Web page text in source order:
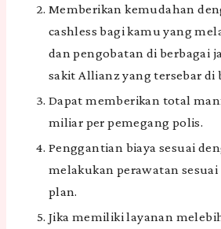
Memberikan kemudahan
cashless bagi kamu yang
dan pengobatan di berbagai
sakit Allianz yang tersebar di
Dapat memberikan total
miliar per pemegang polis.
Penggantian biaya sesuai
melakukan perawatan
plan.
Jika memiliki layanan